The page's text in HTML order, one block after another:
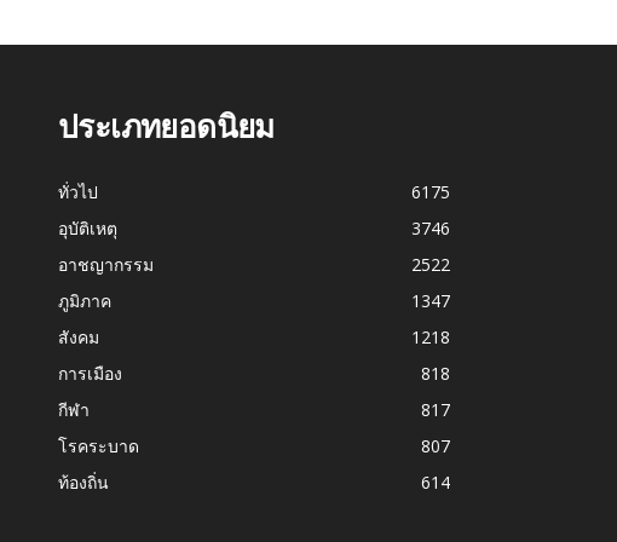
ประเภทยอดนิยม
ทั่วไป
6175
อุบัติเหตุ
3746
อาชญากรรม
2522
ภูมิภาค
1347
สังคม
1218
การเมือง
818
กีฬา
817
โรคระบาด
807
ท้องถิ่น
614